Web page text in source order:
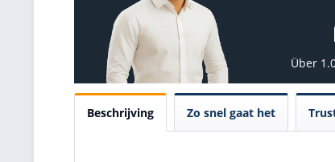
Über
Beschrijving Zo snel gaat het